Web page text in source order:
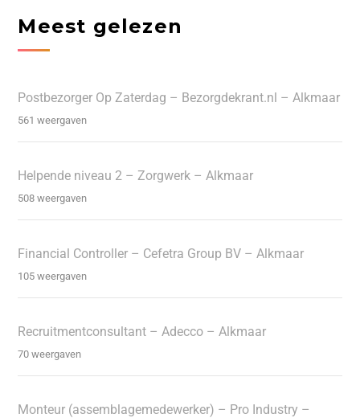
Meest gelezen
Postbezorger Op Zaterdag – Bezorgdekrant.nl – Alkmaar
561 weergaven
Helpende niveau 2 – Zorgwerk – Alkmaar
508 weergaven
Financial Controller – Cefetra Group BV – Alkmaar
105 weergaven
Recruitmentconsultant – Adecco – Alkmaar
70 weergaven
Monteur (assemblagemedewerker) – Pro Industry –